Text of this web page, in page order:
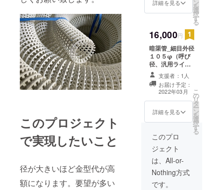
このプロジェクト
で実現したいこと
径が大きいほど金型代が高
額になります。要望が多い
詳細を見る ン
を
選
択
す
る
16,000円
暗渠管_細目外径
１０５φ（呼び
径、汎用ライト
管ソケット１０
０φサイズ）
３０ｍ巻き１巻
（本州のみ送料
込み）
支援者：1人
お届け予定：
2022年03月
詳細を見る
こ
の
リ
タ
ー
ン
を
選
択
す
る
このプロ
ジェクト
は、All-or-
Nothing方式
です。